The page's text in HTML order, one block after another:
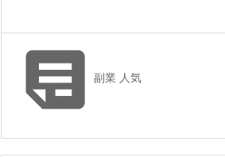
副業 人気